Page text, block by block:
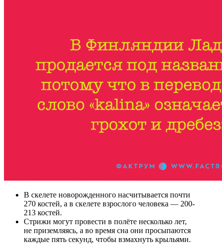
В скелете новорожденного насчитывается почти
270 костей, а в скелете взрослого человека — 200-
213 костей.
Стрижи могут провести в полёте несколько лет,
не приземляясь, а во время сна они просыпаются
каждые пять секунд, чтобы взмахнуть крыльями.